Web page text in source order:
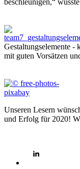
Gestaltungselemente -
mit guten Vorsätzen
Unseren Lesern
und Erfolg für 2020!